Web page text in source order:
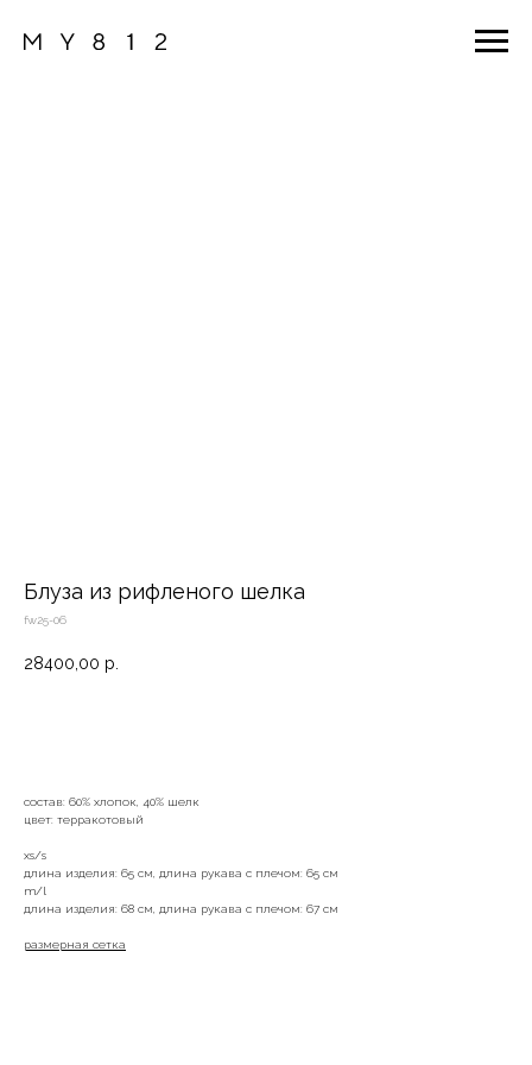
Блуза из рифленого шелка
fw25-06
28400,00 р.
состав: 60% хлопок, 40% шелк
цвет: терракотовый
xs/s
длина изделия: 65 см, длина рукава с плечом: 65 см
m/l
длина изделия: 68 см, длина рукава с плечом: 67 см
размерная сетка